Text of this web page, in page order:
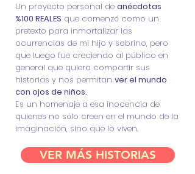
Un proyecto personal de anécdotas
%100 REALES que comenzó como un
pretexto para inmortalizar las
ocurrencias de mi hijo y sobrino, pero
que luego fue creciendo al público en
general que quiera compartir sus
historias y nos permitan ver el mundo
con ojos de niños.
Es un homenaje a esa inocencia de
quienes no sólo creen en el mundo de la
imaginación, sino que lo viven.
VER MÁS HISTORIAS